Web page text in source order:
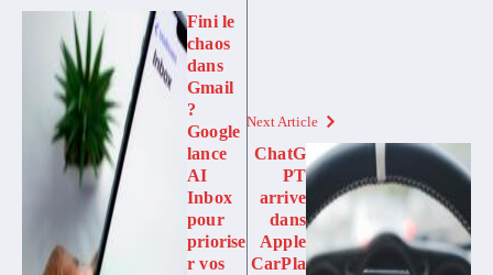
Fini le
chaos
dans
Gmail
?
Google
lance
AI
Inbox
pour
priorise
r vos
Next Article
ChatG
PT
arrive
dans
Apple
CarPla